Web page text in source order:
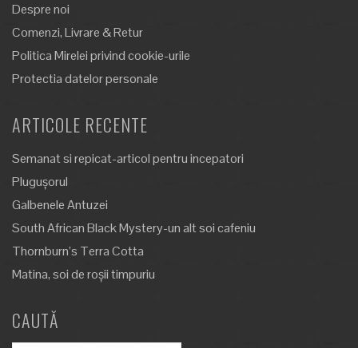
Despre noi
Comenzi, Livrare & Retur
Politica Mirelei privind cookie-urile
Protectia datelor personale
ARTICOLE RECENTE
Semanat si repicat-articol pentru incepatori
Plugușorul
Galbenele Antuzei
South African Black Mystery-un alt soi cafeniu
Thornburn’s Terra Cotta
Matina, soi de roșii timpuriu
CAUTĂ